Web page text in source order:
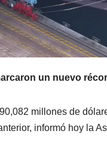
un nuevo
millones de
informó hoy la